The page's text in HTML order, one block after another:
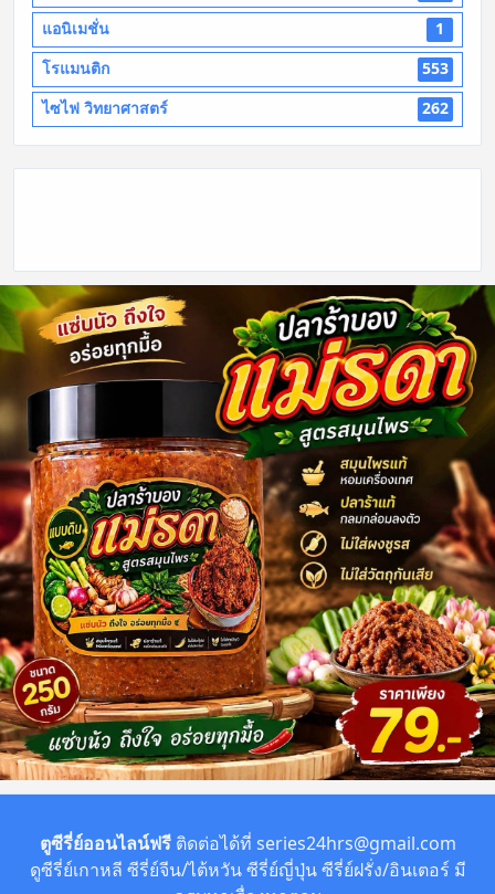
แอนิเมชั่น
1
โรแมนติก
553
ไซไฟ วิทยาศาสตร์
262
ตูซีรี่ย์ออนไลน์ฟรีติดต่อได้ที่ series24hrs@gmail.com
ดูซีรี่ย์เกาหลี ซีรี่ย์จีน/ไต้หวัน ซีรี่ย์ญี่ปุ่น ซีรี่ย์ฝรั่ง/อินเตอร์ มี